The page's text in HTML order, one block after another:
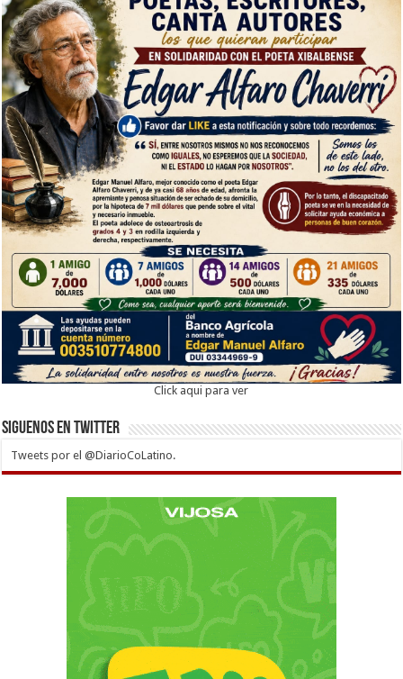
Click aqui para ver
Siguenos en twitter
Tweets por el @DiarioCoLatino.